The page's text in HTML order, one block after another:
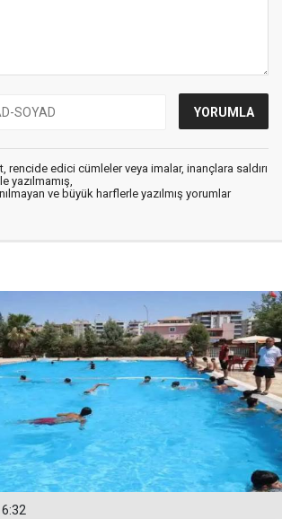
rencide edici cümleler veya imalar, inançlara saldırı
yazılmamış,
ve büyük harflerle yazılmış yorumlar